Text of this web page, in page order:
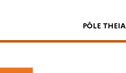
PÔLE THEIA